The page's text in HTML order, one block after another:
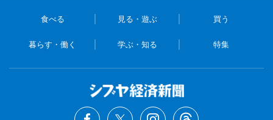
食べる 見る・遊ぶ 買う
暮らす・働く 学ぶ・知る 特集